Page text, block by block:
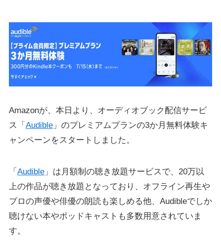
Amazonが、本日より、オーディオブック配信サービ
ス「 Audible」のプレミアムプランの3か月無料体験キ
ャンペーンをスタートしました。
「 Audible」は月額制の聴き放題サービスで、20万以
上の作品が聴き放題となっており、オフライン再生や
プロの声優や俳優の朗読も楽しめる他、Audibleでしか
聴けない本やポッドキャストも多数用意されていま
す。